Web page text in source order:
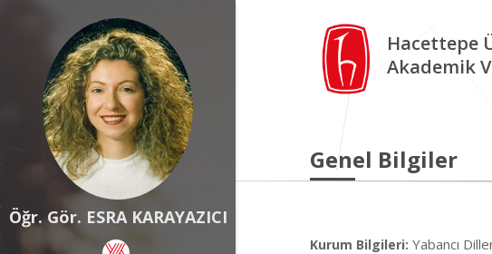
Öğr. Gör. ESRA KARAYAZICI
Hacettepe
Akademik
Genel Bilgiler
Kurum Bilgileri: Yabancı